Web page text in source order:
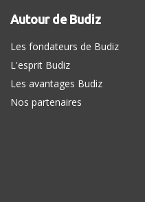
Autour de Budiz
Les fondateurs de Budiz
L'esprit Budiz
Les avantages Budiz
Nos partenaires